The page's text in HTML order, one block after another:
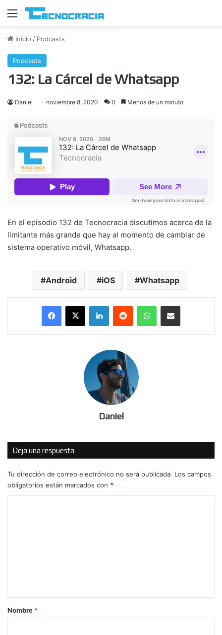
Menú
Inicio / Podcasts
Podcasts
132: La Cárcel de Whatsapp
Daniel noviembre 8, 2020 0 Menos de un minuto
En el episodio 132 de Tecnocracia discutimos acerca de la
limitante más grande que hay al momento de cambiar de
sistema operativo móvil, Whatsapp.
Android iOS Whatsapp
LinkedInReddit WhatsAppCompartir por correo electrónico
Daniel
Deja una respuesta
Tu dirección de correo electrónico no será publicada. Los campos
obligatorios están marcados con *
rNombre *